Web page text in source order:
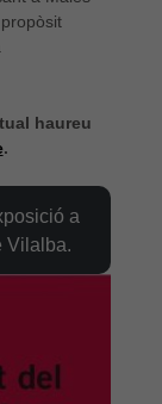
haureu
.
a
Vilalba.